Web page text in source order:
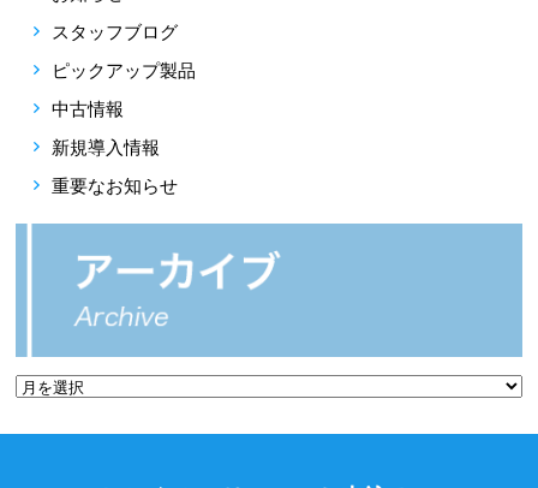
スタッフブログ
ピックアップ製品
中古情報
新規導入情報
重要なお知らせ